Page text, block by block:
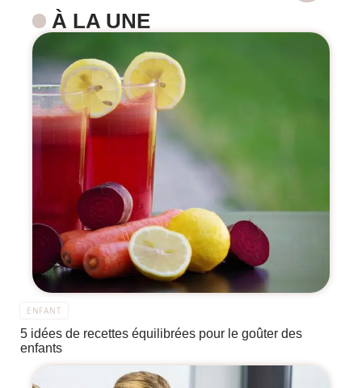
À LA UNE
ENFANT
5 idées de recettes équilibrées pour le goûter des
enfants